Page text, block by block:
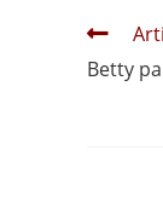
Read
articles
Betty